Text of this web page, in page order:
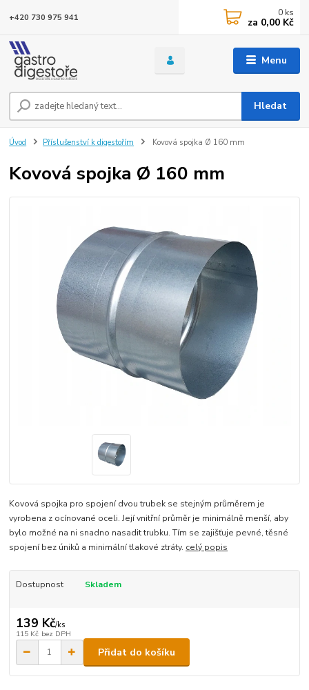
Menu
Hledat
+420 730 975 941 0 ks
za 0,00 Kč
Úvod Příslušenství k digestořím Kovová spojka Ø 160 mm
Kovová spojka Ø 160 mm
Kovová spojka pro spojení dvou trubek se stejným průměrem je
vyrobena z ocínované oceli. Její vnitřní průměr je minimálně menší, aby
bylo možné na ni snadno nasadit trubku. Tím se zajišťuje pevné, těsné
spojení bez úniků a minimální tlakové ztráty. celý popis
Dostupnost Skladem
139 Kč/ks
115 Kč bez DPH
Přidat do košíku